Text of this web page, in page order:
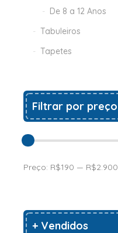
De 8 a 12 Anos
Tabuleiros
Tapetes
Filtrar por preço
Preço: R$190 — R$2.900
+ Vendidos